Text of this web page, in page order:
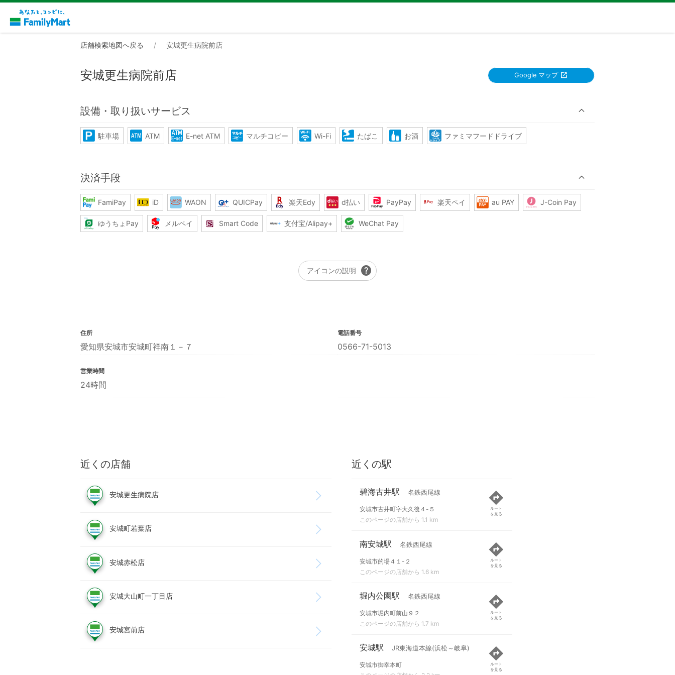
店舗検索地図へ戻る 安城更生病院前店
安城更生病院前店 Google マップ
設備・取り扱いサービス
駐車場 ATM E-net ATM マルチコピー Wi-Fi たばこ お酒 ファミマフードドライブ
決済手段
FamiPay iD WAON QUICPay 楽天Edy d払い PayPay 楽天ペイ au PAY J-Coin Pay
ゆうちょPay メルペイ Smart Code 支付宝/Alipay+ WeChat Pay
アイコンの説明 help
住所
愛知県安城市安城町祥南１－７
電話番号
0566-71-5013
営業時間
24時間
近くの店舗
安城更生病院店
安城町若葉店
安城赤松店
安城大山町一丁目店
安城宮前店
近くの駅
碧海古井駅 名鉄西尾線
安城市古井町字大久後４-５
このページの店舗から 1.1 km
ルート
を見る
南安城駅 名鉄西尾線
安城市的場４１-２
このページの店舗から 1.6 km
ルート
を見る
堀内公園駅 名鉄西尾線
安城市堀内町前山９２
このページの店舗から 1.7 km
ルート
を見る
安城駅 JR東海道本線(浜松～岐阜)
安城市御幸本町
ルート
を見る